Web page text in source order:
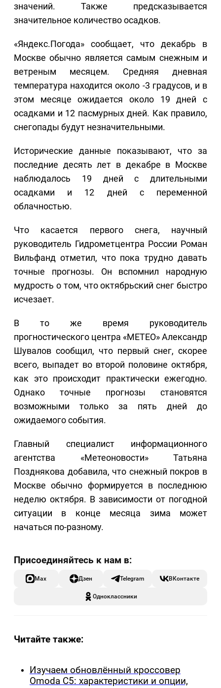
значений. Также предсказывается
значительное количество осадков.
«Яндекс.Погода» сообщает, что декабрь в
Москве обычно является самым снежным и
ветреным месяцем. Средняя дневная
температура находится около -3 градусов, и в
этом месяце ожидается около 19 дней с
осадками и 12 пасмурных дней. Как правило,
снегопады будут незначительными.
Исторические данные показывают, что за
последние десять лет в декабре в Москве
наблюдалось 19 дней с длительными
осадками и 12 дней с переменной
облачностью.
Что касается первого снега, научный
руководитель Гидрометцентра России Роман
Вильфанд отметил, что пока трудно давать
точные прогнозы. Он вспомнил народную
мудрость о том, что октябрьский снег быстро
исчезает.
В то же время руководитель
прогностического центра «METEO» Александр
Шувалов сообщил, что первый снег, скорее
всего, выпадет во второй половине октября,
как это происходит практически ежегодно.
Однако точные прогнозы становятся
возможными только за пять дней до
ожидаемого события.
Главный специалист информационного
агентства «Метеоновости» Татьяна
Позднякова добавила, что снежный покров в
Москве обычно формируется в последнюю
неделю октября. В зависимости от погодной
ситуации в конце месяца зима может
начаться по-разному.
Max Дзен Telegram ВКонтакте
Одноклассники
Читайте также:
Изучаем обновлённый кроссовер
Omoda C5: характеристики и опции,